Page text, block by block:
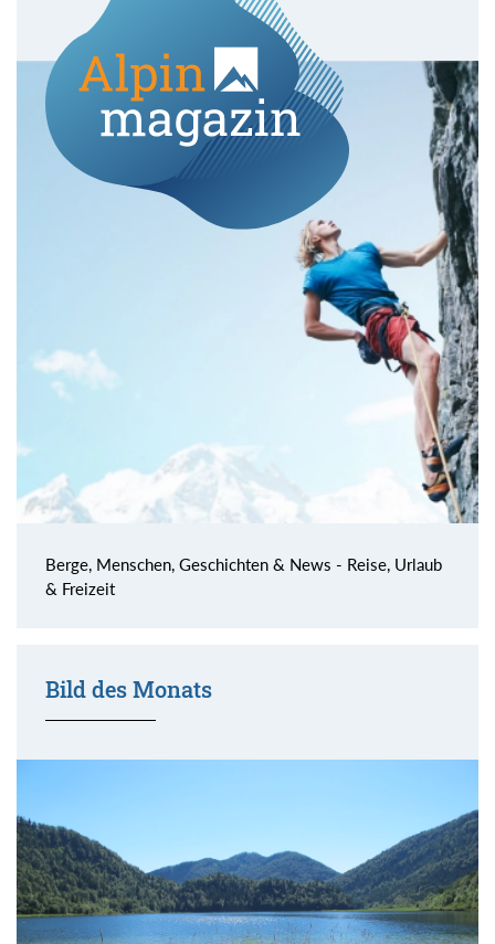
Berge, Menschen, Geschichten & News - Reise, Urlaub
& Freizeit
Bild des Monats